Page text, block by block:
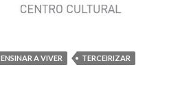
ENSINAR A VIVER TERCEIRIZAR